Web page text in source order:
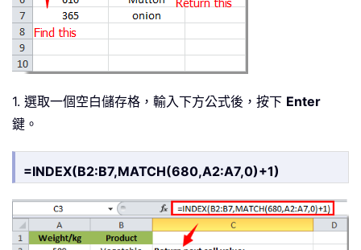
1. 選取一個空白儲存格，輸入下方公式後，按下 Enter
鍵。
=INDEX(B2:B7,MATCH(680,A2:A7,0)+1)